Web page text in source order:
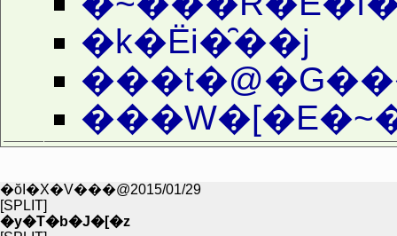
�k�Ёi�̑��j
�ŏI�X�V���@2015/01/29
[SPLIT]
�y�T�b�J�[�z